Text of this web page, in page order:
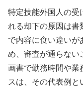
特定技能外国人の受
れる却下の原因は書
で内容に食い違いが
め、審査が通らない
画書で勤務時間や業
スは、その代表例と